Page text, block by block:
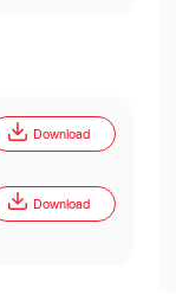
Download
Download